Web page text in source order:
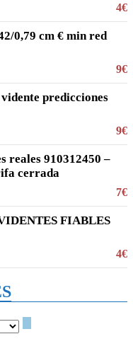
4€
0,79 cm € min red
9€
predicciones
9€
reales 910312450 –
cerrada
7€
FIABLES
4€